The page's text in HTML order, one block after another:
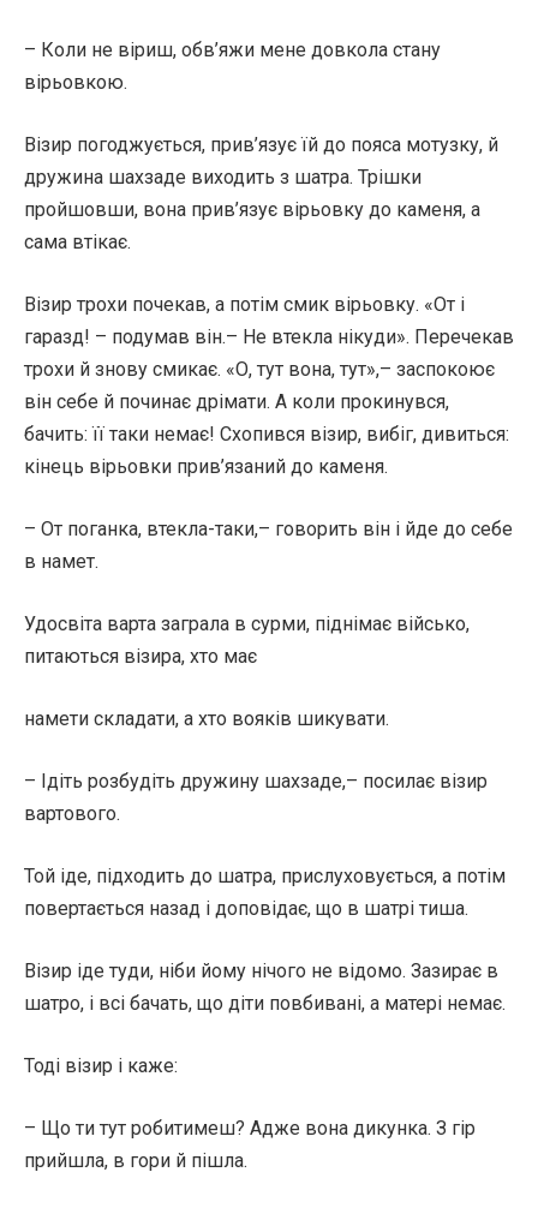
– Коли не віриш, обв’яжи мене довкола стану
вірьовкою.
Візир погоджується, прив’язує їй до пояса мотузку, й
дружина шахзаде виходить з шатра. Трішки
пройшовши, вона прив’язує вірьовку до каменя, а
сама втікає.
Візир трохи почекав, а потім смик вірьовку. «От і
гаразд! – подумав він.– Не втекла нікуди». Перечекав
трохи й знову смикає. «О, тут вона, тут»,– заспокоює
він себе й починає дрімати. А коли прокинувся,
бачить: її таки немає! Схопився візир, вибіг, дивиться:
кінець вірьовки прив’язаний до каменя.
– От поганка, втекла-таки,– говорить він і йде до себе
в намет.
Удосвіта варта заграла в сурми, піднімає військо,
питаються візира, хто має
намети складати, а хто вояків шикувати.
– Ідіть розбудіть дружину шахзаде,– посилає візир
вартового.
Той іде, підходить до шатра, прислуховується, а потім
повертається назад і доповідає, що в шатрі тиша.
Візир іде туди, ніби йому нічого не відомо. Зазирає в
шатро, і всі бачать, що діти повбивані, а матері немає.
Тоді візир і каже:
– Що ти тут робитимеш? Адже вона дикунка. З гір
прийшла, в гори й пішла.